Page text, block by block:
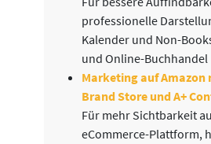
professionelle
Kalender und Non-
und Online-Buchhandel
Marketing auf Amazon
Brand Store und A+
Für mehr Sichtbarkeit
eCommerce-Plattform,